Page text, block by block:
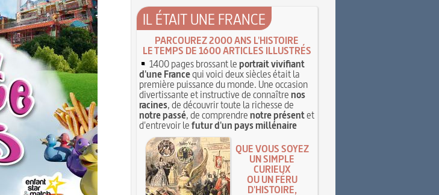
IL ÉTAIT UNE FRANCE
PARCOUREZ 2000 ANS L'HISTOIRE
LE TEMPS DE 1600 ARTICLES ILLUSTRÉS
1400 pages brossant leportrait vivifiant
d'une Francequi voici deux siècles était la
première puissance du monde. Une occasion
divertissante et instructive de connaîtrenos
racines, de découvrir toute la richesse de
notre passé, de comprendrenotre présentet
d'entrevoir lefutur d'un pays millénaire
QUE VOUS SOYEZ
UN SIMPLE
CURIEUX
OU UN FÉRU
D'HISTOIRE,